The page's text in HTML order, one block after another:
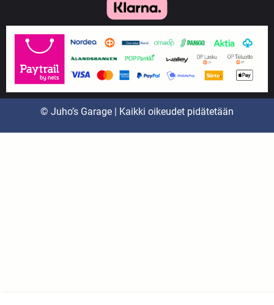
© Juho’s Garage | Kaikki oikeudet pidätetään